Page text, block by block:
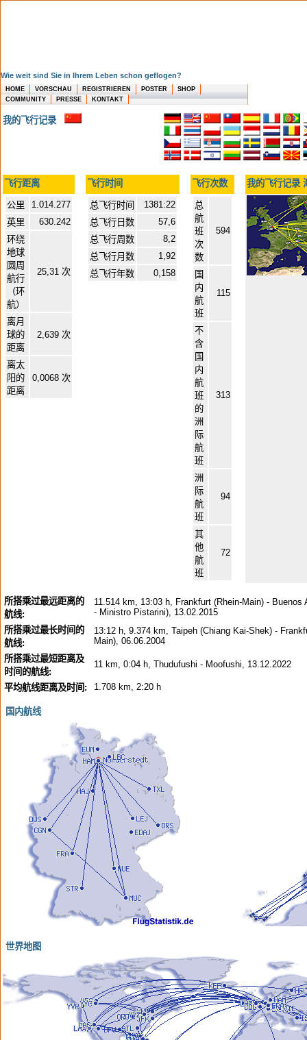
Wie weit sind Sie in Ihrem Leben schon geflogen?
HOME VORSCHAU REGISTRIEREN POSTER
SHOP
COMMUNITY
PRESSE KONTAKT
我的飞行记录
飞行距离 飞行时间 飞行次数 我的飞行记录
公里
1.014.277
英里
630.242
环绕
地球
圆周
航行
（环
航）
25,31 次
离月
球的
距离
2,639 次
离太
阳的
距离
0,0068 次
总飞行时间
1381:22
总飞行日数
57,6
总飞行周数
8,2
总飞行月数
1,92
总飞行年数
0,158
总
航
班
次
数
594
国
内
航
班
115
不
含
国
内
航
班
的
洲
际
航
班
313
洲
际
航
班
94
其
他
航
班
72
所搭乘过最远距离的
航线:
11.514 km, 13:03 h, Frankfurt (Rhein-Main) - Buenos
- Ministro Pistarini), 13.02.2015
所搭乘过最长时间的
航线:
13:12 h, 9.374 km, Taipeh (Chiang Kai-Shek) -
Main), 06.06.2004
所搭乘过最短距离及
时间的航线:
11 km, 0:04 h, Thudufushi - Moofushi, 13.12.2022
平均航线距离及时间: 1.708 km, 2:20 h
国内航线
世界地图